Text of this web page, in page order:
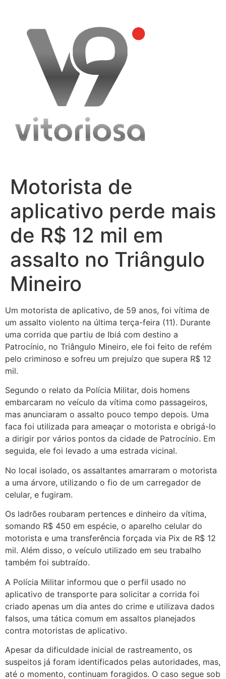
content
Motorista de
aplicativo perde mais
de R$ 12 mil em
assalto no Triângulo
Mineiro
Um motorista de aplicativo, de 59 anos, foi vítima de
um assalto violento na última terça-feira (11). Durante
uma corrida que partiu de Ibiá com destino a
Patrocínio, no Triângulo Mineiro, ele foi feito de refém
pelo criminoso e sofreu um prejuízo que supera R$ 12
mil.
Segundo o relato da Polícia Militar, dois homens
embarcaram no veículo da vítima como passageiros,
mas anunciaram o assalto pouco tempo depois. Uma
faca foi utilizada para ameaçar o motorista e obrigá-lo
a dirigir por vários pontos da cidade de Patrocínio. Em
seguida, ele foi levado a uma estrada vicinal.
No local isolado, os assaltantes amarraram o motorista
a uma árvore, utilizando o fio de um carregador de
celular, e fugiram.
Os ladrões roubaram pertences e dinheiro da vítima,
somando R$ 450 em espécie, o aparelho celular do
motorista e uma transferência forçada via Pix de R$ 12
mil. Além disso, o veículo utilizado em seu trabalho
também foi subtraído.
A Polícia Militar informou que o perfil usado no
aplicativo de transporte para solicitar a corrida foi
criado apenas um dia antes do crime e utilizava dados
falsos, uma tática comum em assaltos planejados
contra motoristas de aplicativo.
Apesar da dificuldade inicial de rastreamento, os
suspeitos já foram identificados pelas autoridades, mas,
até o momento, continuam foragidos. O caso segue sob